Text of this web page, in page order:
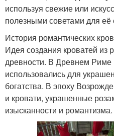
используя свежие или
полезными советами для
История романтических
Идея создания кроватей из
древности. В Древнем Риме
использовались для
богатства. В эпоху
и кровати, украшенные
изысканности и романтизма.